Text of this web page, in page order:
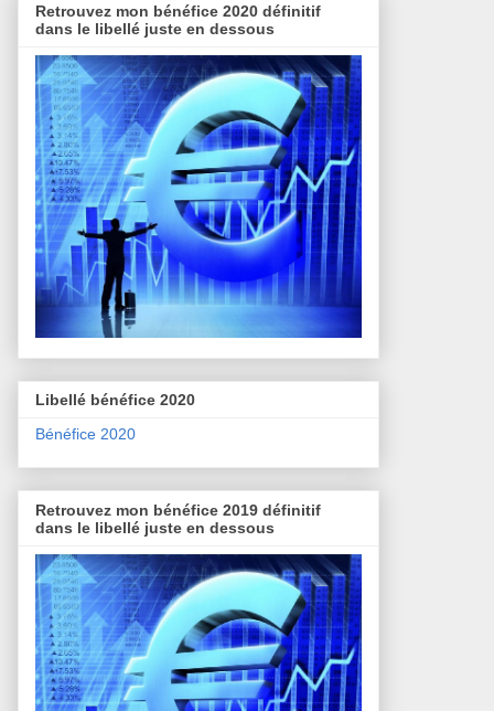
Retrouvez mon bénéfice 2020 définitif
dans le libellé juste en dessous
Libellé bénéfice 2020
Bénéfice 2020
Retrouvez mon bénéfice 2019 définitif
dans le libellé juste en dessous